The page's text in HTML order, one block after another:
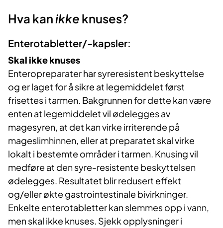
Hva kan ikke knuses?
Enterotabletter/-kapsler:
Skal ikke knuses
Enteropreparater har syreresistent beskyttelse
og er laget for å sikre at legemiddelet først
frisettes i tarmen. Bakgrunnen for dette kan være
enten at legemiddelet vil ødelegges av
magesyren, at det kan virke irriterende på
mageslimhinnen, eller at preparatet skal virke
lokalt i bestemte områder i tarmen. Knusing vil
medføre at den syre-resistente beskyttelsen
ødelegges. Resultatet blir redusert effekt
og/eller økte gastrointestinale bivirkninger.
Enkelte enterotabletter kan slemmes opp i vann,
men skal ikke knuses. Sjekk opplysninger i